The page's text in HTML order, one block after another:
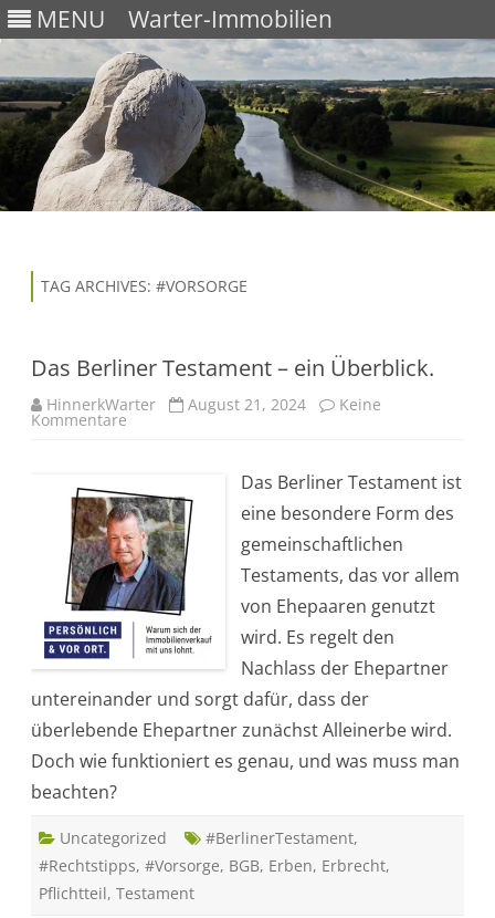
MENU Warter-Immobilien
TAG ARCHIVES: #VORSORGE
Das Berliner Testament – ein Überblick.
HinnerkWarter August 21, 2024 Keine
Kommentare
B
e
r
l
i
n
e
r
T
t
m
n
–
b
r
l
Das Berliner Testament ist
eine besondere Form des
gemeinschaftlichen
Testaments, das vor allem
von Ehepaaren genutzt
wird. Es regelt den
Nachlass der Ehepartner
untereinander und sorgt dafür, dass der
überlebende Ehepartner zunächst Alleinerbe wird.
Doch wie funktioniert es genau, und was muss man
beachten?
Uncategorized #BerlinerTestament,
#Rechtstipps, #Vorsorge, BGB, Erben, Erbrecht,
Pflichtteil, Testament